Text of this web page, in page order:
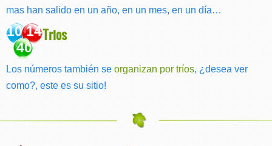
mas han salido en un año, en un mes, en un día…
10 14
40
Trios
Los números también se organizan por tríos, ¿desea ver
como?, este es su sitio!